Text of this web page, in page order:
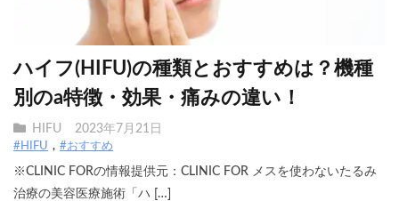
ハイフ(HIFU)の種類とおすすめは？機種
別のa特徴・効果・痛みの違い！
HIFU 2023年7月21日
#HIFU #おすすめ
※CLINIC FORの情報提供元：CLINIC FOR メスを使わないたるみ
治療の美容医療施術「ハ […]